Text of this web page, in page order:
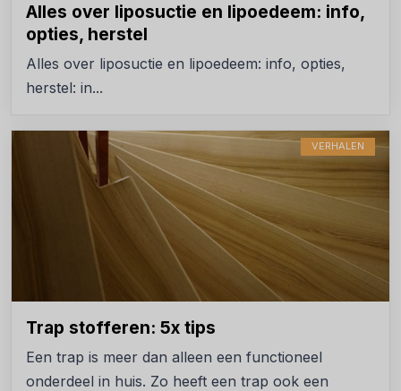
Alles over liposuctie en lipoedeem: info,
opties, herstel
Alles over liposuctie en lipoedeem: info, opties,
herstel: in...
VERHALEN
Trap stofferen: 5x tips
Een trap is meer dan alleen een functioneel
onderdeel in huis. Zo heeft een trap ook een